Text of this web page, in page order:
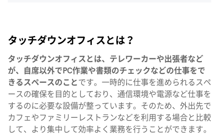
タッチダウンオフィスとは？
タッチダウンオフィスとは、テレワーカーや出張者など
が、自席以外でPC作業や書類のチェックなどの仕事をで
きるスペースのことです。一時的に仕事を進められるスペ
ースの確保を目的としており、通信環境や電源など仕事を
するのに必要な設備が整っています。そのため、外出先で
カフェやファミリーレストランなどを利用する場合と比較
して、より集中して効率よく業務を行うことができます。